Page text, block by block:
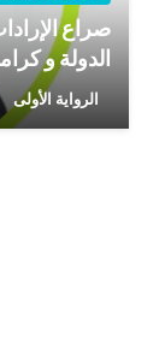
صراع
الدولة و
الرواية الأولى